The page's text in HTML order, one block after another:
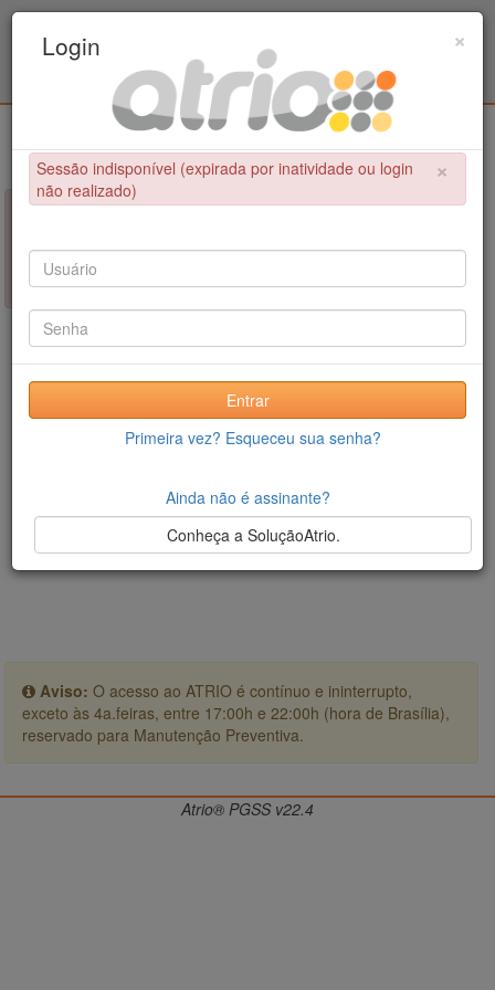
Civil / UPE
×
NÃO FOI POSSÍVEL CONCLUIR A OPERAÇÃO
Sessão indisponível (expirada por inatividade ou login não
realizado)
Aviso: O acesso ao ATRIO é contínuo e ininterrupto,
exceto às 4a.feiras, entre 17:00h e 22:00h (hora de Brasília),
reservado para Manutenção Preventiva.
×
Login
×
Sessão indisponível (expirada por inatividade ou login
não realizado)
Entrar
Primeira vez? Esqueceu sua senha?
Ainda não é assinante?
Conheça a SoluçãoAtrio.
Atrio® PGSS v22.4